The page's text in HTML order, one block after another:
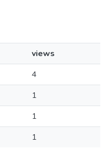
views
4
1
1
1